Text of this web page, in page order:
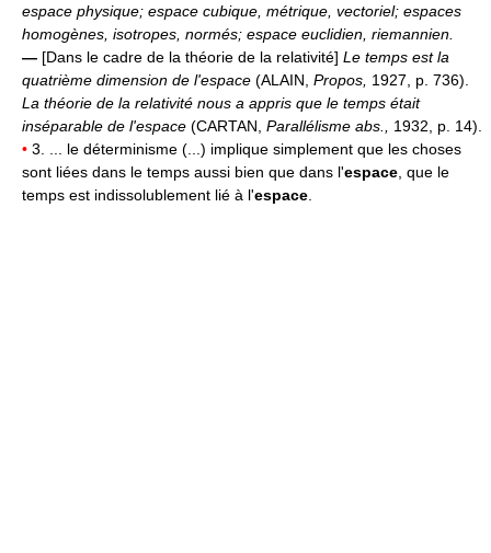
espace physique; espace cubique, métrique, vectoriel; espaces
homogènes, isotropes, normés; espace euclidien, riemannien.
— [Dans le cadre de la théorie de la relativité] Le temps est la
quatrième dimension de l'espace (ALAIN, Propos, 1927, p. 736).
La théorie de la relativité nous a appris que le temps était
inséparable de l'espace (CARTAN, Parallélisme abs., 1932, p. 14).
• 3. ... le déterminisme (...) implique simplement que les choses
sont liées dans le temps aussi bien que dans l'espace , que le
temps est indissolublement lié à l'espace